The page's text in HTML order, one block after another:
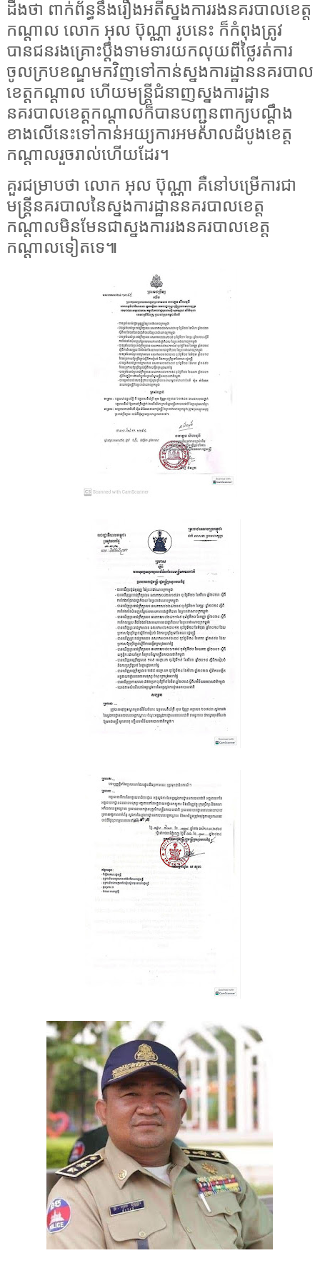
ដឹងថា ពាក់ព័ន្ធនឹងរឿងអតីស្នងការរងនគរបាលខេត្ត
កណ្តាល លោក អុល ប៊ុណ្ណា រូបនេះ ក៏កំពុងត្រូវ
បានជនរងគ្រោះប្ដឹងទាមទារយកលុយពីថ្លៃរត់ការ
ចូលក្របខណ្ឌមកវិញទៅកាន់ស្នងការដ្ឋាននគរបាល
ខេត្តកណ្ដាល ហើយមន្ត្រីជំនាញស្នងការដ្ឋាន
នគរបាលខេត្តកណ្ដាលក៏បានបញ្ជូនពាក្យបណ្ដឹង
ខាងលើនេះទៅកាន់អយ្យការអមសាលដំបូងខេត្ត
កណ្ដាលរួចរាល់ហើយដែរ។
គួរជម្រាបថា លោក អុល ប៊ុណ្ណា គឺនៅបម្រើការជា
មន្ត្រីនគរបាលនៃស្នងការដ្ឋាននគរបាលខេត្ត
កណ្តាលមិនមែនជាស្នងការរងនគរបាលខេត្ត
កណ្តាលទៀតទេ៕